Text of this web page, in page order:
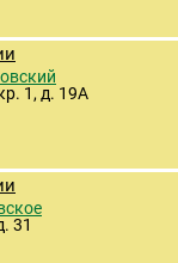
1, д. 19А
31